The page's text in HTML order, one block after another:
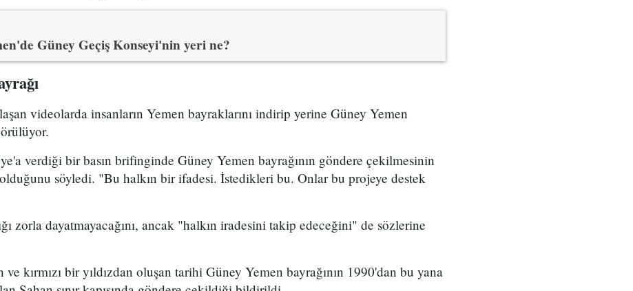
Güney Geçiş Konseyi'nin yeri ne?
videolarda insanların Yemen bayraklarını indirip yerine Güney Yemen
verdiği bir basın brifinginde Güney Yemen bayrağının göndere çekilmesinin
söyledi. "Bu halkın bir ifadesi. İstedikleri bu. Onlar bu projeye destek
zorla dayatmayacağını, ancak "halkın iradesini takip edeceğini" de sözlerine
kırmızı bir yıldızdan oluşan tarihi Güney Yemen bayrağının 1990'dan bu yana